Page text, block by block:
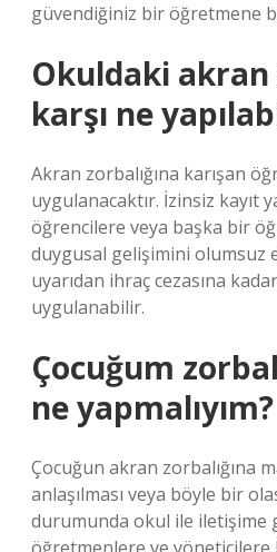
güvendiğiniz bir öğretmene
Okuldaki akran
karşı ne
Akran zorbalığına karışan
uygulanacaktır. İzinsiz kayıt
öğrencilere veya başka bir
duygusal gelişimini olumsuz
uyarıdan ihraç cezasına
uygulanabilir.
Çocuğum
ne yapmalıyım?
Çocuğun akran zorbalığına
anlaşılması veya böyle bir
durumunda okul ile iletişime